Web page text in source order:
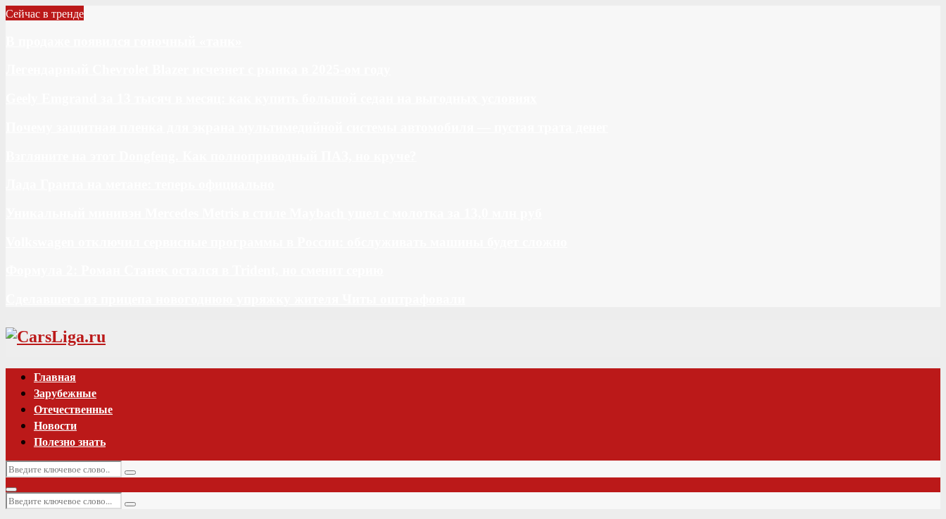
Сейчас в тренде
Vk
Главная
Зарубежные
Отечественные
Новости
Полезно знать
Искать:
Поиск
Основное
меню
Искать:
Поиск